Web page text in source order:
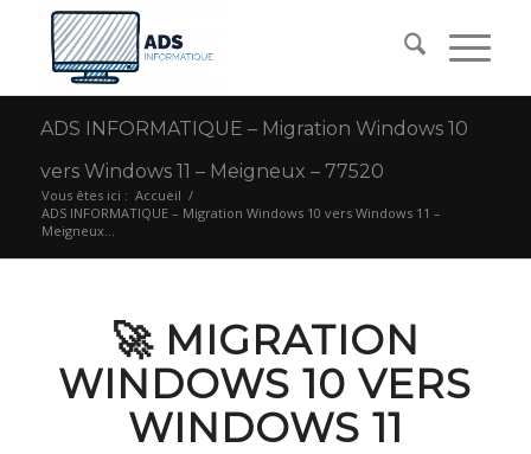
ADS INFORMATIQUE – Migration Windows 10
vers Windows 11 – Meigneux – 77520
Vous êtes ici : Accueil /
ADS INFORMATIQUE – Migration Windows 10 vers Windows 11 –
Meigneux...
🚀 MIGRATION
WINDOWS 10 VERS
WINDOWS 11